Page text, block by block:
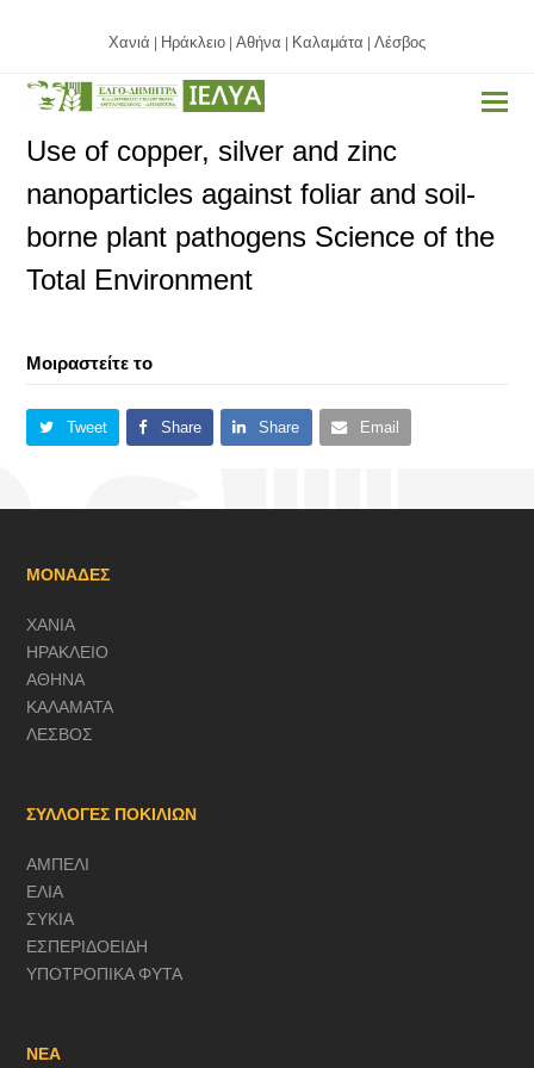
Χανιά Ηράκλειο Αθήνα Καλαμάτα Λέσβος
Use of copper, silver and zinc
nanoparticles against foliar and soil-
borne plant pathogens Science of the
Total Environment
Μοιραστείτε το
Tweet Share Share Email
ΜΟΝΑΔΕΣ
ΧΑΝΙΑ
ΗΡΑΚΛΕΙΟ
ΑΘΗΝΑ
ΚΑΛΑΜΑΤΑ
ΛΕΣΒΟΣ
ΣΥΛΛΟΓΕΣ ΠΟΚΙΛΙΩΝ
ΑΜΠΕΛΙ
ΕΛΙΑ
ΣΥΚΙΑ
ΕΣΠΕΡΙΔΟΕΙΔΗ
ΥΠΟΤΡΟΠΙΚΑ ΦΥΤΑ
ΝΕΑ